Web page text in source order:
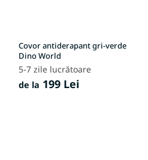
Covor antiderapant gri-verde
Dino World
5-7 zile lucrătoare
de la 199 Lei